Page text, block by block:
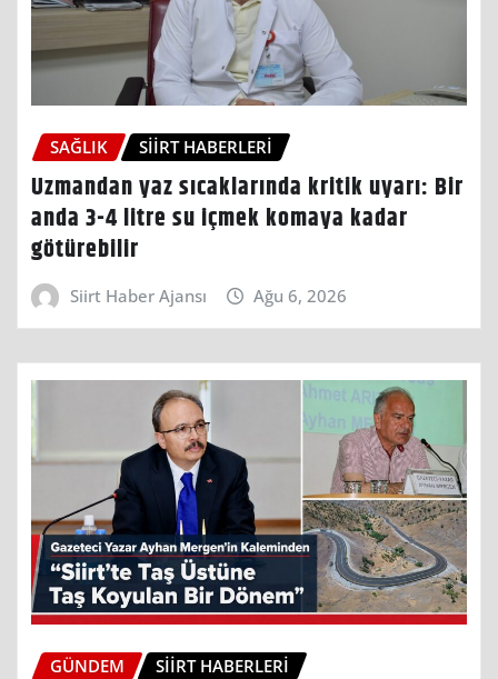
SAĞLIK SIIRT HABERLERI
Uzmandan yaz sıcaklarında kritik uyarı: Bir
anda 3-4 litre su içmek komaya kadar
götürebilir
Siirt Haber Ajansı Ağu 6, 2026
GÜNDEM SIIRT HABERLERI